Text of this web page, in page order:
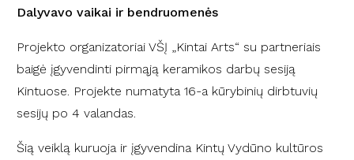
Dalyvavo vaikai ir bendruomenės
Projekto organizatoriai VŠĮ „Kintai Arts“ su partneriais
baigė įgyvendinti pirmąją keramikos darbų sesiją
Kintuose. Projekte numatyta 16-a kūrybinių dirbtuvių
sesijų po 4 valandas.
Šią veiklą kuruoja ir įgyvendina Kintų Vydūno kultūros